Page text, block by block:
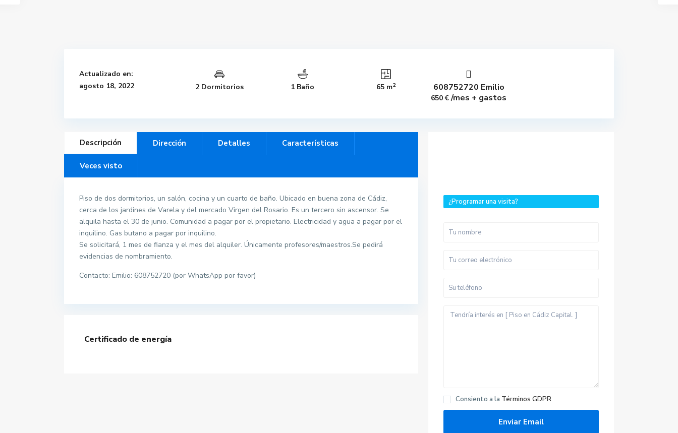
Actualizado en:
agosto 18, 2022
2 Dormitorios 1 Baño 65 m2 608752720 Emilio
650 €/mes + gastos
Descripción Dirección Detalles Características
Veces visto
Piso de dos dormitorios, un salón, cocina y un cuarto de baño. Ubicado en buena zona de Cádiz,
cerca de los jardines de Varela y del mercado Virgen del Rosario. Es un tercero sin ascensor. Se
alquila hasta el 30 de junio. Comunidad a pagar por el propietario. Electricidad y agua a pagar por el
inquilino. Gas butano a pagar por inquilino.
Se solicitará, 1 mes de fianza y el mes del alquiler. Únicamente profesores/maestros.Se pedirá
evidencias de nombramiento.
Contacto: Emilio: 608752720 (por WhatsApp por favor)
Certificado de energía
¿Programar una visita?
Consiento a la Términos GDPR
Últimas propiedades